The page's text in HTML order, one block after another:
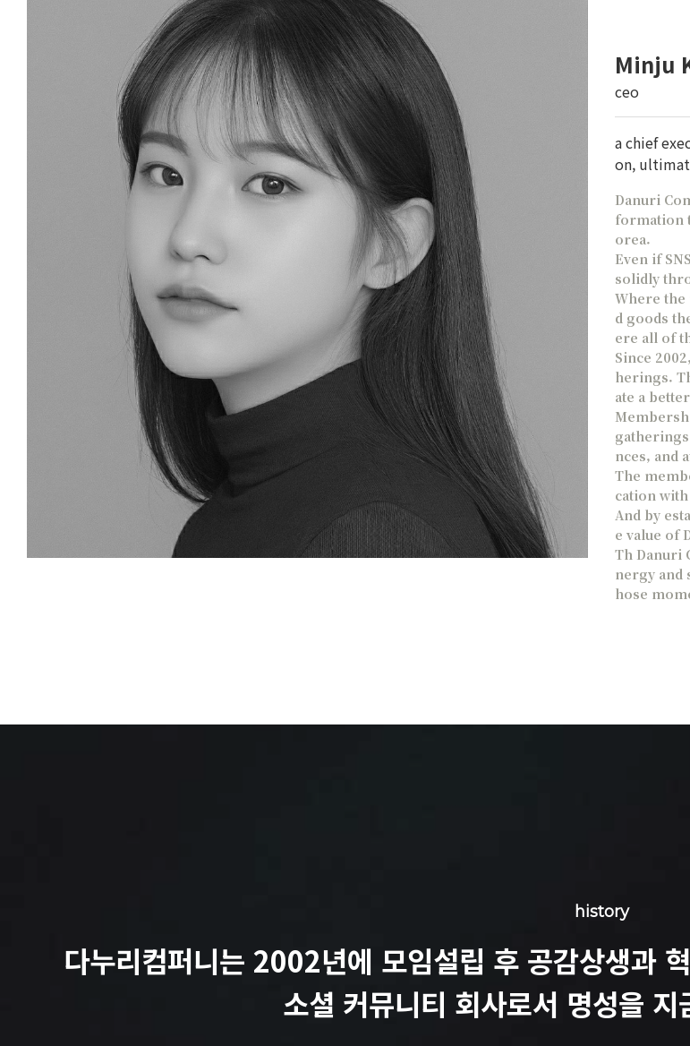
Minju
ceo
a chief
on,
Danuri
formation
orea.
Even if
solidly
Where the
d goods
ere all of
Since
herings.
ate a
nces, and
The
cation
And by
e value of
Th Danuri
nergy and
hose
history
다누리컴퍼니는 2002년에 모임설립 후 공감상생과
소셜 커뮤니티 회사로서 명성을